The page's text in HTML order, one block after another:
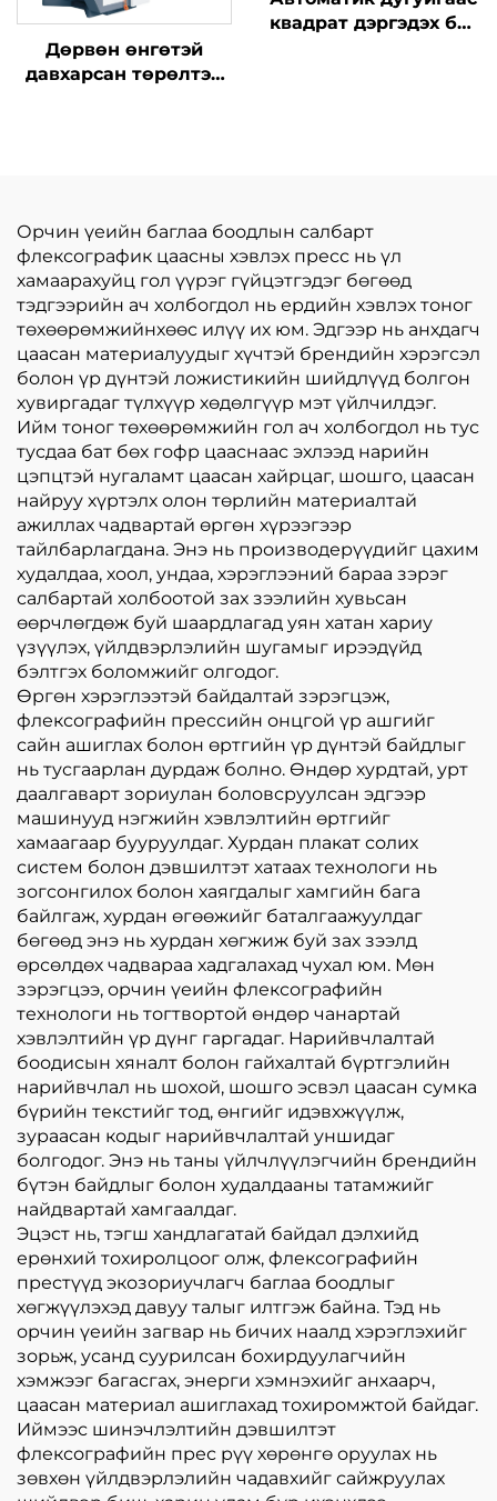
Дөрвөн өнгөтэй
давхарсан төрөлтэй
квадрат дэргэдэх баг
Орчин үеийн баглаа боодлын салбарт
флексографик цаасны хэвлэх пресс нь үл
хамаарахуйц гол үүрэг гүйцэтгэдэг бөгөөд
тэдгээрийн ач холбогдол нь ердийн хэвлэх тоног
төхөөрөмжийнхөөс илүү их юм. Эдгээр нь анхдагч
цаасан материалуудыг хүчтэй брендийн хэрэгсэл
болон үр дүнтэй ложистикийн шийдлүүд болгон
хувиргадаг түлхүүр хөдөлгүүр мэт үйлчилдэг.
Ийм тоног төхөөрөмжийн гол ач холбогдол нь тус
тусдаа бат бөх гофр цааснаас эхлээд нарийн
цэпцтэй нугаламт цаасан хайрцаг, шошго, цаасан
найруу хүртэлх олон төрлийн материалтай
ажиллах чадвартай өргөн хүрээгээр
тайлбарлагдана. Энэ нь производерүүдийг цахим
худалдаа, хоол, ундаа, хэрэглээний бараа зэрэг
салбартай холбоотой зах зээлийн хувьсан
өөрчлөгдөж буй шаардлагад уян хатан хариу
үзүүлэх, үйлдвэрлэлийн шугамыг ирээдүйд
бэлтгэх боломжийг олгодог.
Өргөн хэрэглээтэй байдалтай зэрэгцэж,
флексографийн прессийн онцгой үр ашгийг
сайн ашиглах болон өртгийн үр дүнтэй байдлыг
нь тусгаарлан дурдаж болно. Өндөр хурдтай, урт
даалгаварт зориулан боловсруулсан эдгээр
машинууд нэгжийн хэвлэлтийн өртгийг
хамаагаар бууруулдаг. Хурдан плакат солих
систем болон дэвшилтэт хатаах технологи нь
зогсонгилох болон хаягдалыг хамгийн бага
байлгаж, хурдан өгөөжийг баталгаажуулдаг
бөгөөд энэ нь хурдан хөгжиж буй зах зээлд
өрсөлдөх чадвараа хадгалахад чухал юм. Мөн
зэрэгцээ, орчин үеийн флексографийн
технологи нь тогтвортой өндөр чанартай
хэвлэлтийн үр дүнг гаргадаг. Нарийвчлалтай
боодисын хяналт болон гайхалтай бүртгэлийн
нарийвчлал нь шохой, шошго эсвэл цаасан сумка
бүрийн текстийг тод, өнгийг идэвхжүүлж,
зураасан кодыг нарийвчлалтай уншидаг
болгодог. Энэ нь таны үйлчлүүлэгчийн брендийн
бүтэн байдлыг болон худалдааны татамжийг
найдвартай хамгаалдаг.
Эцэст нь, тэгш хандлагатай байдал дэлхийд
ерөнхий тохиролцоог олж, флексографийн
престүүд экозориучлагч баглаа боодлыг
хөгжүүлэхэд давуу талыг илтгэж байна. Тэд нь
орчин үеийн загвар нь бичих наалд хэрэглэхийг
зорьж, усанд суурилсан бохирдуулагчийн
хэмжээг багасгах, энерги хэмнэхийг анхаарч,
цаасан материал ашиглахад тохиромжтой байдаг.
Иймээс шинэчлэлтийн дэвшилтэт
флексографийн прес рүү хөрөнгө оруулах нь
зөвхөн үйлдвэрлэлийн чадавхийг сайжруулах